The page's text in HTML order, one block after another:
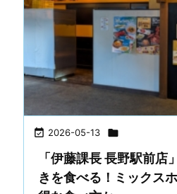
 2026-05-13 
「伊藤課長 長野駅前店
きを食べる！ミックス